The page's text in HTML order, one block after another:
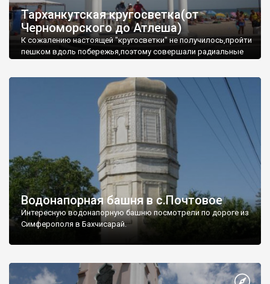
Тарханкутская кругосветка(от
Черноморского до Атлеша)
К сожалению настоящей "кругосветки" не получилось,пройти
пешком вдоль побережья,поэтому совершали радиальные
Водонапорная башня в с.Почтовое
Интересную водонапорную башню посмотрели по дороге из
Симферополя в Бахчисарай.